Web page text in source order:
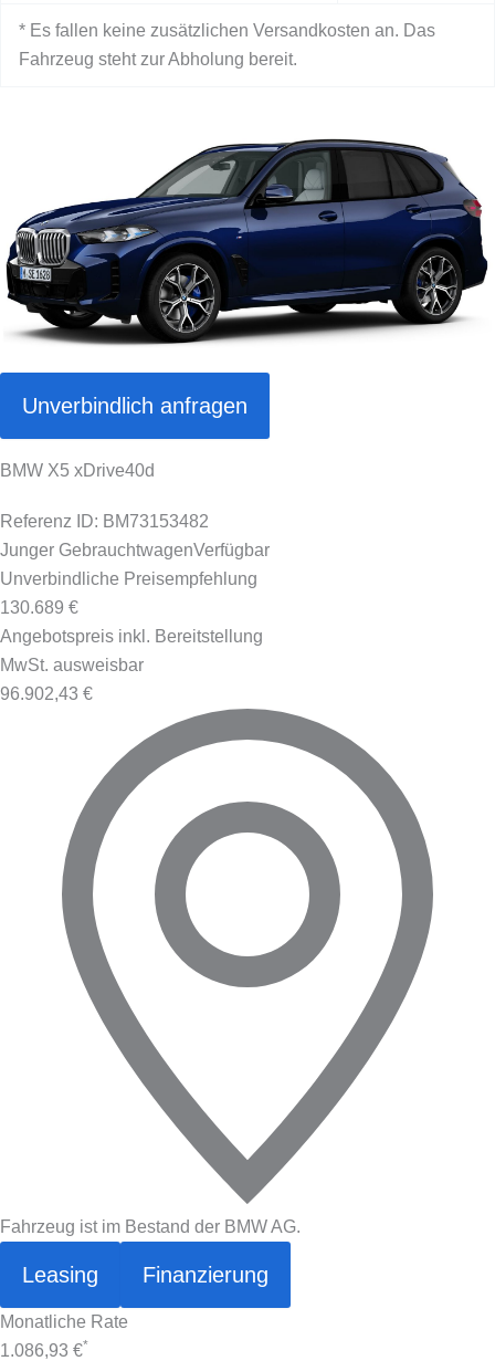
* Es fallen keine zusätzlichen Versandkosten an. Das
Fahrzeug steht zur Abholung bereit.
Unverbindlich anfragen
BMW X5 xDrive40d
Referenz ID: BM73153482
Junger GebrauchtwagenVerfügbar
Unverbindliche Preisempfehlung
130.689 €
Angebotspreis inkl. Bereitstellung
MwSt. ausweisbar
96.902,43 €
Fahrzeug ist im Bestand der BMW AG.
Leasing Finanzierung
Monatliche Rate
1.086,93 €*